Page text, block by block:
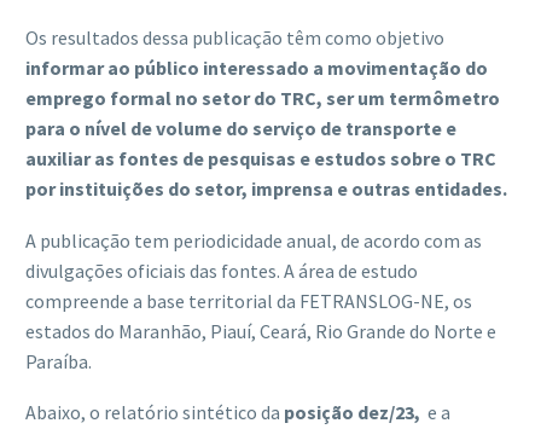
Os resultados dessa publicação têm como objetivo
informar ao público interessado a movimentação do
emprego formal no setor do TRC, ser um termômetro
para o nível de volume do serviço de transporte e
auxiliar as fontes de pesquisas e estudos sobre o TRC
por instituições do setor, imprensa e outras entidades.
A publicação tem periodicidade anual, de acordo com as
divulgações oficiais das fontes. A área de estudo
compreende a base territorial da FETRANSLOG-NE, os
estados do Maranhão, Piauí, Ceará, Rio Grande do Norte e
Paraíba.
Abaixo, o relatório sintético da posição dez/23, e a